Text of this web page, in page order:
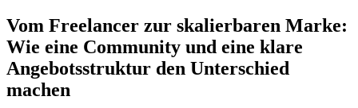
Vom Freelancer zur skalierbaren Marke:
Wie eine Community und eine klare
Angebotsstruktur den Unterschied
machen